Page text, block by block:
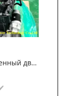
Восстановленный двигатель Cummins 6BT5.9 для строительных машин